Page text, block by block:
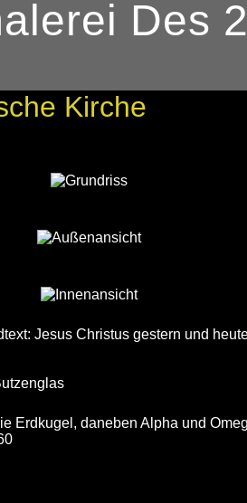
Des
Kirche
Jesus Christus gestern und
Erdkugel, daneben Alpha und